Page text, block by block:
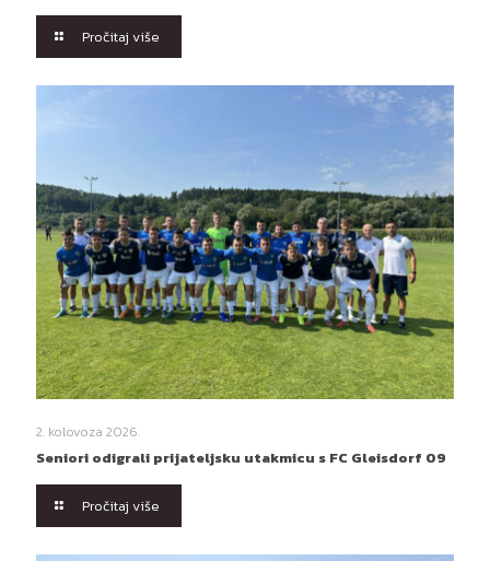
Pročitaj više
2. kolovoza 2026.
Seniori odigrali prijateljsku utakmicu s FC Gleisdorf 09
Pročitaj više